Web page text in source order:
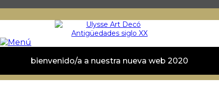
bienvenido/a a nuestra nueva web 2020